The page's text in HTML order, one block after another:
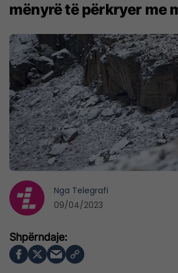
mënyrë të përkryer me
Nga Telegrafi
09/04/2023